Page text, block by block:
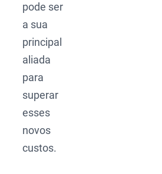
pode ser
a sua
principal
aliada
para
superar
esses
novos
custos.